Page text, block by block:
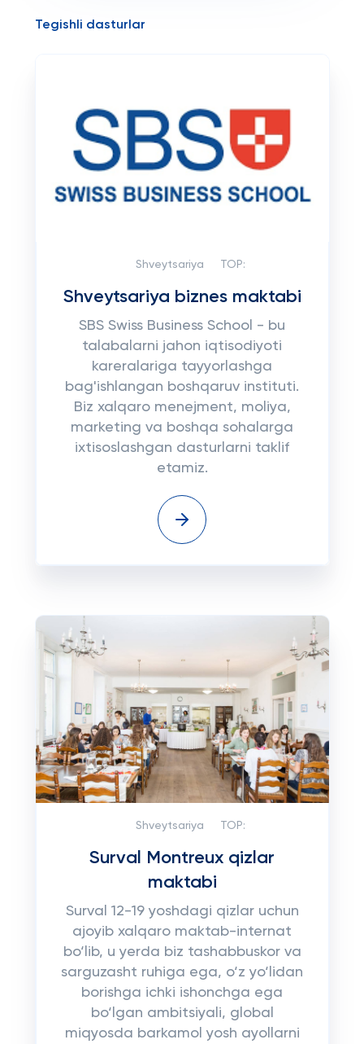
Tegishli dasturlar
Shveytsariya TOP:
Shveytsariya biznes maktabi
SBS Swiss Business School - bu
talabalarni jahon iqtisodiyoti
kareralariga tayyorlashga
bag'ishlangan boshqaruv instituti.
Biz xalqaro menejment, moliya,
marketing va boshqa sohalarga
ixtisoslashgan dasturlarni taklif
etamiz.
Shveytsariya TOP:
Surval Montreux qizlar
maktabi
Surval 12-19 yoshdagi qizlar uchun
ajoyib xalqaro maktab-internat
bo‘lib, u yerda biz tashabbuskor va
sarguzasht ruhiga ega, o‘z yo‘lidan
borishga ichki ishonchga ega
bo‘lgan ambitsiyali, global
miqyosda barkamol yosh ayollarni